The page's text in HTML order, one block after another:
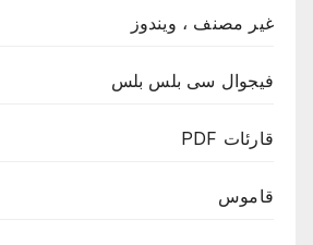
غير مصنف ، ويندوز
فيجوال سى بلس بلس
قارئات PDF
قاموس